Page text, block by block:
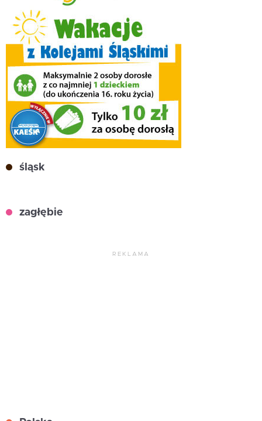
śląsk
zagłębie
REKLAMA